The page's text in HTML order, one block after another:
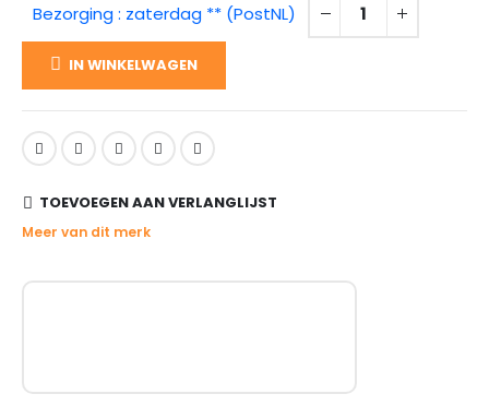
Bezorging : zaterdag ** (PostNL)
IN WINKELWAGEN
TOEVOEGEN AAN VERLANGLIJST
Meer van dit merk